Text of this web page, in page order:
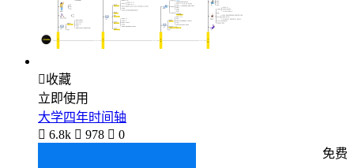
收藏
立即使用
大学四年时间轴
 6.8k  978  0
免费